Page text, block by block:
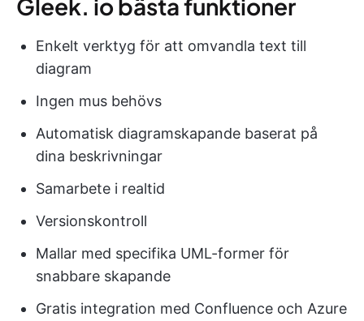
Gleek. io bästa funktioner
Enkelt verktyg för att omvandla text till
diagram
Ingen mus behövs
Automatisk diagramskapande baserat på
dina beskrivningar
Samarbete i realtid
Versionskontroll
Mallar med specifika UML-former för
snabbare skapande
Gratis integration med Confluence och Azure